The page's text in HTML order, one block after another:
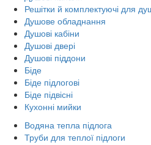
Решітки й комплектуючі для
Душове обладнання
Душові кабіни
Душові двері
Душові піддони
Біде
Біде підлогові
Біде підвісні
Кухонні мийки
Водяна тепла підлога
Труби для теплої підлоги